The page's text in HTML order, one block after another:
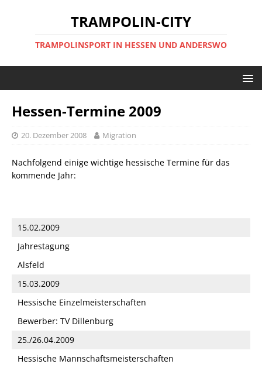
TRAMPOLIN-CITY
TRAMPOLINSPORT IN HESSEN UND ANDERSWO
Hessen-Termine 2009
20. Dezember 2008 Migration
Nachfolgend einige wichtige hessische Termine für das
kommende Jahr:
15.02.2009
Jahrestagung
Alsfeld
15.03.2009
Hessische Einzelmeisterschaften
Bewerber: TV Dillenburg
25./26.04.2009
Hessische Mannschaftsmeisterschaften